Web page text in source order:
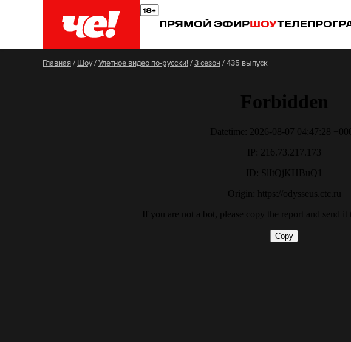
ПРЯМОЙ ЭФИРШОУ
Главная/ Шоу/Улетное видео по-русски!/3 сезон/435 выпуск